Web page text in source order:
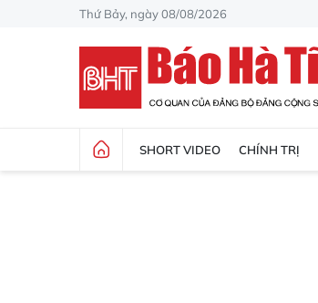
Thứ Bảy, ngày 08/08/2026
SHORT VIDEO CHÍNH TRỊ